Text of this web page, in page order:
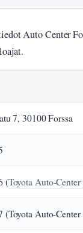
Auto Center
7, 30100 Forssa
(Toyota Auto-
(Toyota Auto-